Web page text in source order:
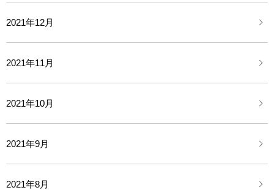
2021年12月
2021年11月
2021年10月
2021年9月
2021年8月